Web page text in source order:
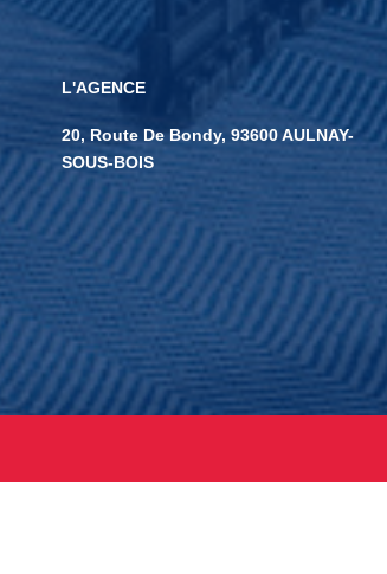
L'AGENCE
20, Route De Bondy, 93600 AULNAY-
SOUS-BOIS